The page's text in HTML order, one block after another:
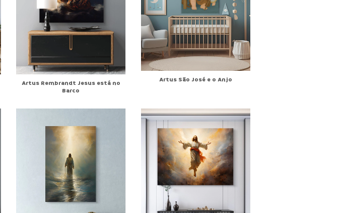
Artus Rembrandt Jesus está no
Barco
Artus São José e o Anjo